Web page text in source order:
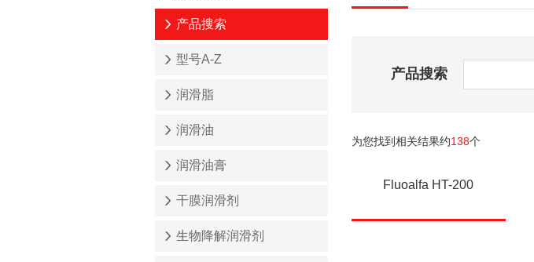
产品搜索
型号A-Z
润滑脂
润滑油
润滑油膏
干膜润滑剂
生物降解润滑剂
产品搜索
为您找到相关结果约138个
Fluoalfa HT-200